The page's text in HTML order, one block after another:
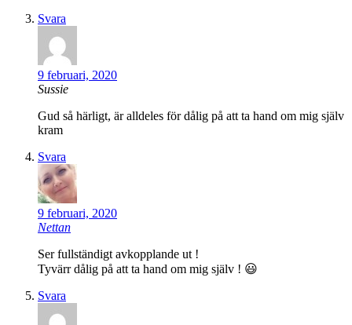
Svara
9 februari, 2020
Sussie
Gud så härligt, är alldeles för dålig på att ta hand om mig själv
kram
Svara
9 februari, 2020
Nettan
Ser fullständigt avkopplande ut !
Tyvärr dålig på att ta hand om mig själv ! 😃
Svara